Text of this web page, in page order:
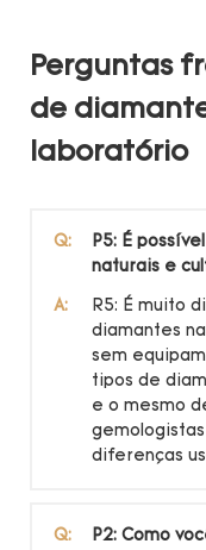
Perguntas
de
laboratório
Q:
P5: É
naturais e
A:
R5: É muito
diamantes
sem
tipos de
e o mesmo
diferenças
Q:
P2: Como